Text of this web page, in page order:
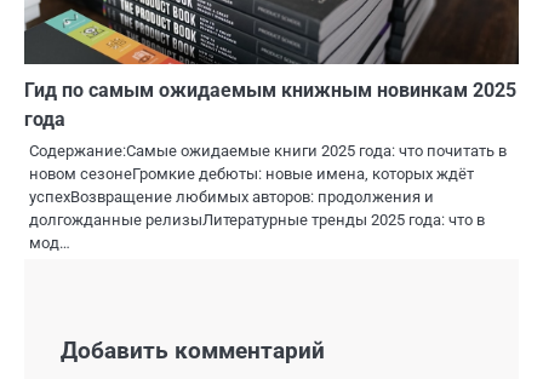
Гид по самым ожидаемым книжным новинкам 2025
года
Содержание:Самые ожидаемые книги 2025 года: что почитать в
новом сезонеГромкие дебюты: новые имена, которых ждёт
успехВозвращение любимых авторов: продолжения и
долгожданные релизыЛитературные тренды 2025 года: что в
мод…
Добавить комментарий